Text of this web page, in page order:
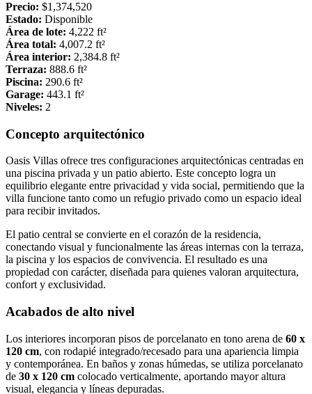
Precio: $1,374,520
Estado: Disponible
Área de lote: 4,222 ft²
Área total: 4,007.2 ft²
Área interior: 2,384.8 ft²
Terraza: 888.6 ft²
Piscina: 290.6 ft²
Garage: 443.1 ft²
Niveles: 2
Concepto arquitectónico
Oasis Villas ofrece tres configuraciones arquitectónicas centradas en
una piscina privada y un patio abierto. Este concepto logra un
equilibrio elegante entre privacidad y vida social, permitiendo que la
villa funcione tanto como un refugio privado como un espacio ideal
para recibir invitados.
El patio central se convierte en el corazón de la residencia,
conectando visual y funcionalmente las áreas internas con la terraza,
la piscina y los espacios de convivencia. El resultado es una
propiedad con carácter, diseñada para quienes valoran arquitectura,
confort y exclusividad.
Acabados de alto nivel
Los interiores incorporan pisos de porcelanato en tono arena de 60 x
120 cm, con rodapié integrado/recesado para una apariencia limpia
y contemporánea. En baños y zonas húmedas, se utiliza porcelanato
de 30 x 120 cm colocado verticalmente, aportando mayor altura
visual, elegancia y líneas depuradas.